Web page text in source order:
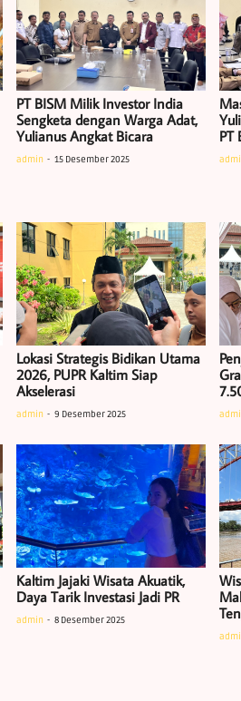
PT BISM Milik Investor India
Sengketa dengan Warga Adat,
Yulianus Angkat Bicara
admin 15 Desember 2025
PT
Lokasi Strategis Bidikan Utama
2026, PUPR Kaltim Siap
Akselerasi
admin 9 Desember 2025
Kaltim Jajaki Wisata Akuatik,
Daya Tarik Investasi Jadi PR
admin 8 Desember 2025